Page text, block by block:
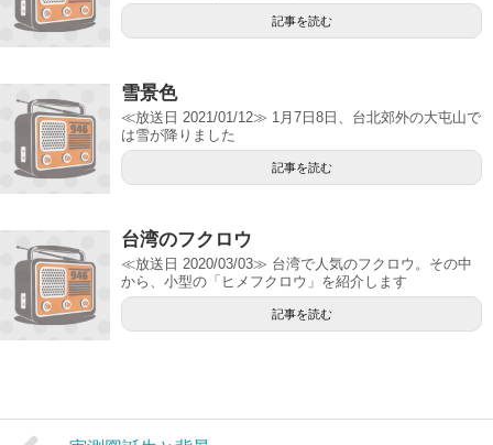
記事を読む
雪景色
≪放送日 2021/01/12≫ 1月7日8日、台北郊外の大屯山で
は雪が降りました
記事を読む
台湾のフクロウ
≪放送日 2020/03/03≫ 台湾で人気のフクロウ。その中
から、小型の「ヒメフクロウ」を紹介します
記事を読む